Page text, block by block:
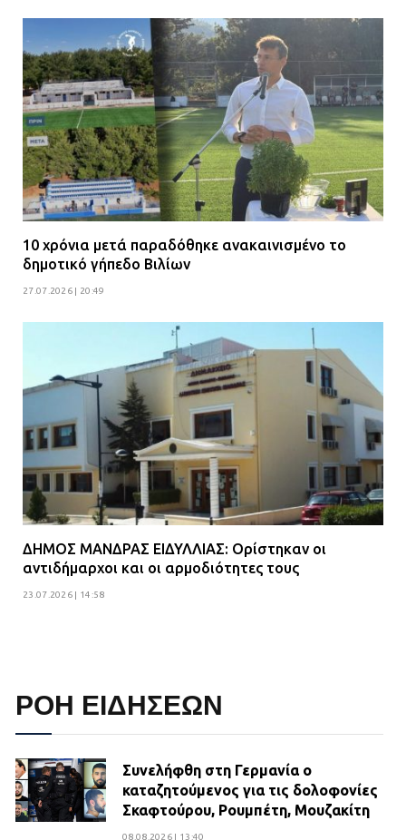
10 χρόνια μετά παραδόθηκε ανακαινισμένο το
δημοτικό γήπεδο Βιλίων
27.07.2026 | 20:49
ΔΗΜΟΣ ΜΑΝΔΡΑΣ ΕΙΔΥΛΛΙΑΣ: Ορίστηκαν οι
αντιδήμαρχοι και οι αρμοδιότητες τους
23.07.2026 | 14:58
ΡΟΗ ΕΙΔΗΣΕΩΝ
Συνελήφθη στη Γερμανία ο
καταζητούμενος για τις δολοφονίες
Σκαφτούρου, Ρουμπέτη, Μουζακίτη
08.08.2026 | 13:40